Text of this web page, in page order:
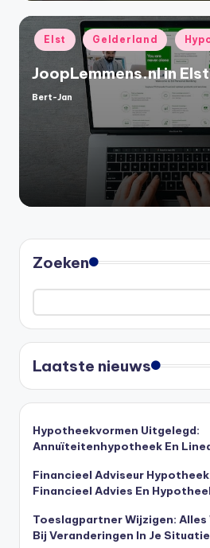
Geplaatst
in
Elst Gelderland
JoopLemmens.nl in Elst
Geplaatst
Bert-Jan
Zoeken
Laatste nieuws
Hypotheekvormen Uitgelegd:
Annuïteitenhypotheek En
Financieel Adviseur
Financieel Advies En
Toeslagpartner Wijzigen: Alles
Bij Veranderingen In Je Situatie